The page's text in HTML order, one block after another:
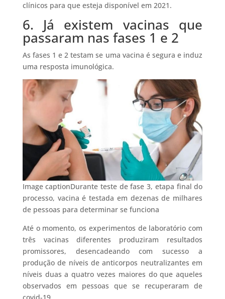
clínicos para que esteja disponível em 2021.
6. Já existem vacinas que
passaram nas fases 1 e 2
As fases 1 e 2 testam se uma vacina é segura e induz
uma resposta imunológica.
Image captionDurante teste de fase 3, etapa final do
processo, vacina é testada em dezenas de milhares
de pessoas para determinar se funciona
Até o momento, os experimentos de laboratório com
três vacinas diferentes produziram resultados
promissores, desencadeando com sucesso a
produção de níveis de anticorpos neutralizantes em
níveis duas a quatro vezes maiores do que aqueles
observados em pessoas que se recuperaram de